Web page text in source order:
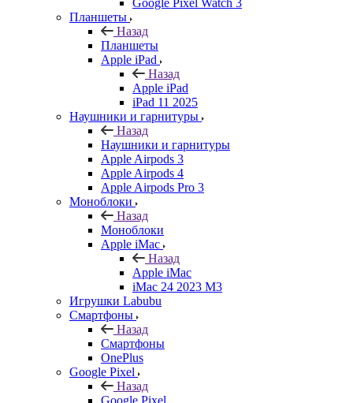
Google Pixel Watch 3
Планшеты
Назад
Планшеты
Apple iPad
Назад
Apple iPad
iPad 11 2025
Наушники и гарнитуры
Назад
Наушники и гарнитуры
Apple Airpods 3
Apple Airpods 4
Apple Airpods Pro 3
Моноблоки
Назад
Моноблоки
Apple iMac
Назад
Apple iMac
iMac 24 2023 M3
Игрушки Labubu
Смартфоны
Назад
Смартфоны
OnePlus
Google Pixel
Назад
Google Pixel